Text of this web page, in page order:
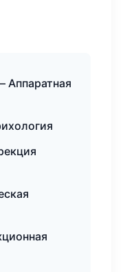
Аппаратная